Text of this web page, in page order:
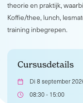
theorie en praktijk,
Koffie/thee, lunch,
training inbegrepen.
Cursusdetails
Di 8 september
08:30 - 15:00